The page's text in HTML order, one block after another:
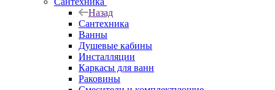
Назад
Сантехника
Ванны
Душевые кабины
Инсталляции
Каркасы для ванн
Раковины